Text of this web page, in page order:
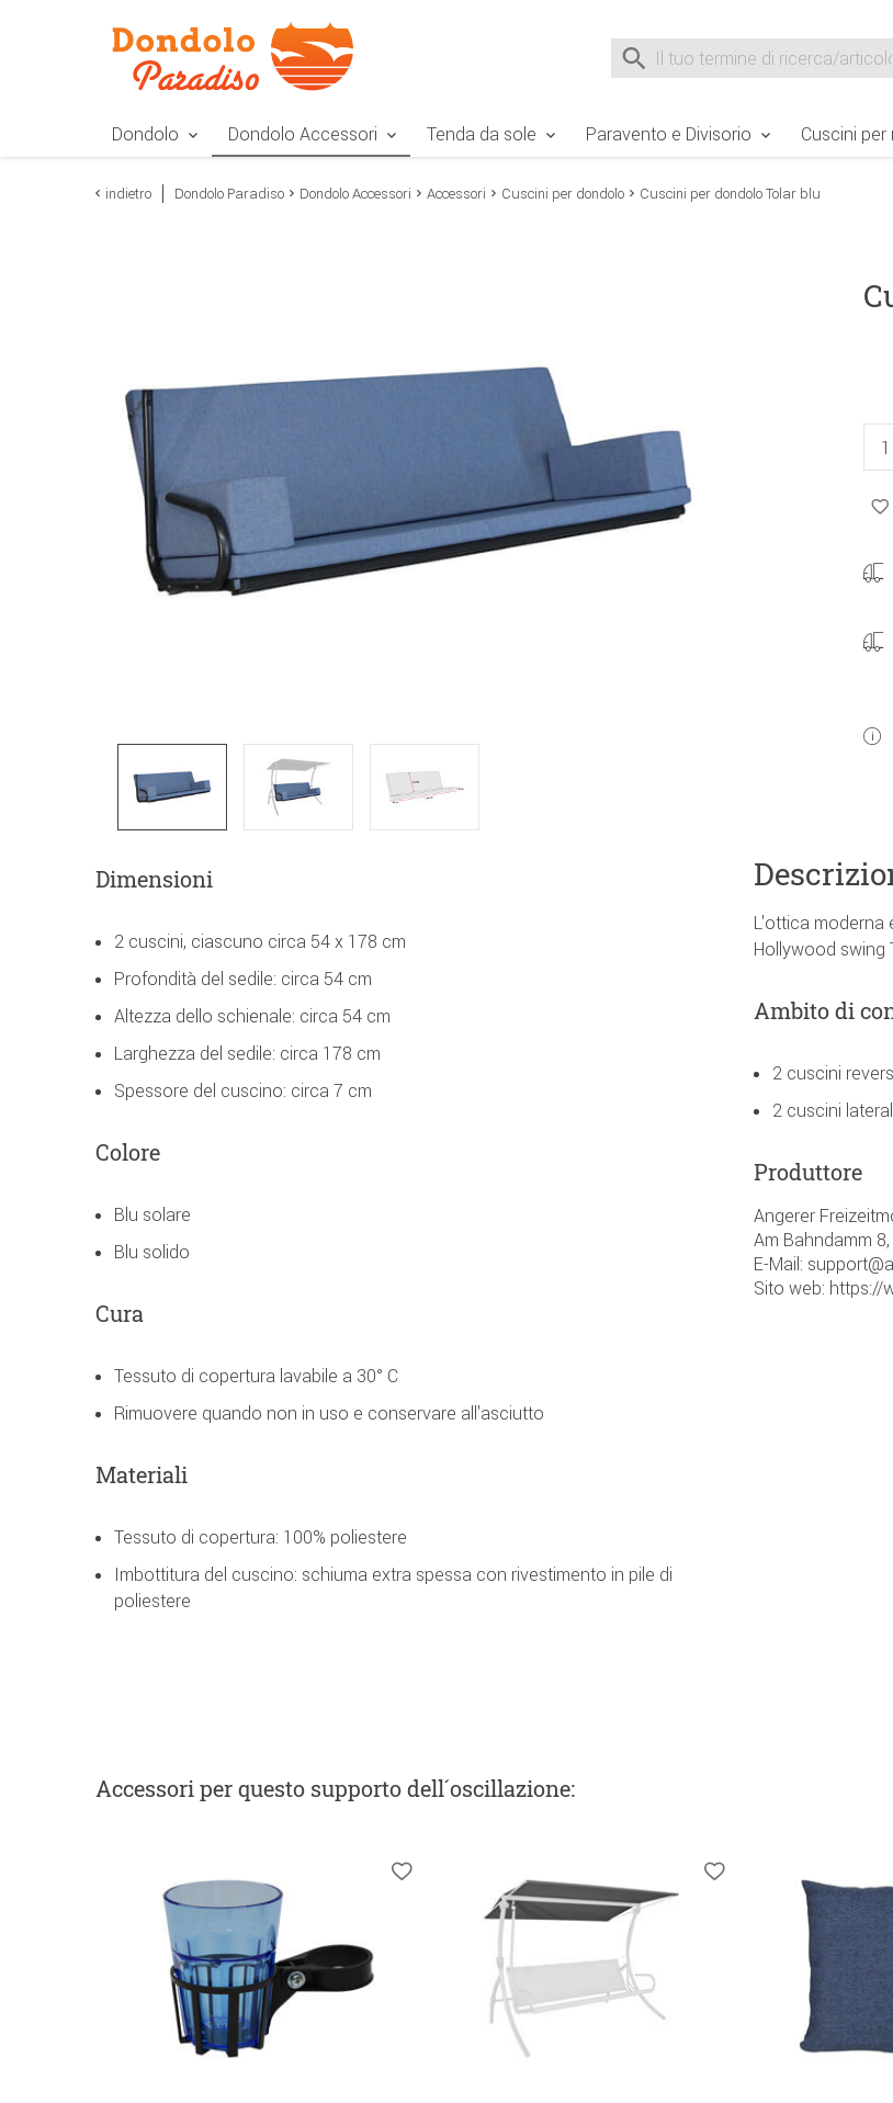
Suche nach
Dondolo Dondolo Accessori Tenda da sole Paravento e Divisorio Cuscini per
indietro Dondolo Paradiso Dondolo Accessori Accessori Cuscini per dondolo Cuscini per dondolo Tolar blu
Dimensioni
2 cuscini, ciascuno circa 54 x 178 cm
Profondità del sedile: circa 54 cm
Altezza dello schienale: circa 54 cm
Larghezza del sedile: circa 178 cm
Spessore del cuscino: circa 7 cm
Colore
Blu solare
Blu solido
Cura
Tessuto di copertura lavabile a 30° C
Rimuovere quando non in uso e conservare all'asciutto
Materiali
Tessuto di copertura: 100% poliestere
Imbottitura del cuscino: schiuma extra spessa con rivestimento in pile di
poliestere
L'ottica moderna
Hollywood swing
Ambito di
2 cuscini
2 cuscini
Produttore
Angerer
Am Bahndamm
E-Mail:
Sito web: https://
Accessoriper questo supporto dell´oscillazione: